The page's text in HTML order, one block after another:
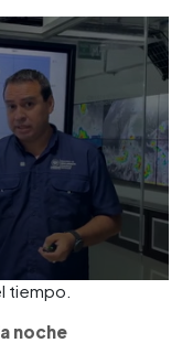
tiempo.
noche